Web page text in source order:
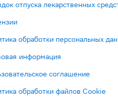
отпуска лекарственных
обработки персональных
информация
соглашение
обработки файлов Cookie